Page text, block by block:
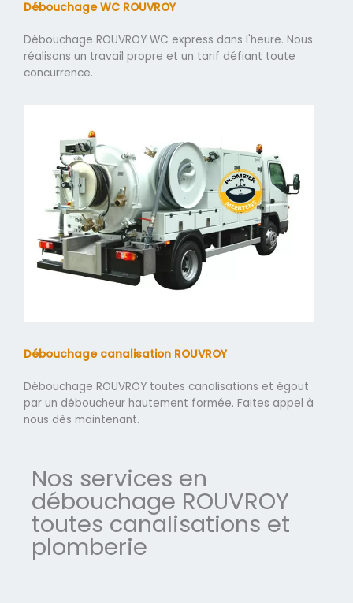
Débouchage WC ROUVROY
Débouchage ROUVROY WC express dans l'heure. Nous
réalisons un travail propre et un tarif défiant toute
concurrence.
Débouchage canalisation ROUVROY
Débouchage ROUVROY toutes canalisations et égout
par un déboucheur hautement formée. Faites appel à
nous dès maintenant.
Nos services en
débouchage ROUVROY
toutes canalisations et
plomberie